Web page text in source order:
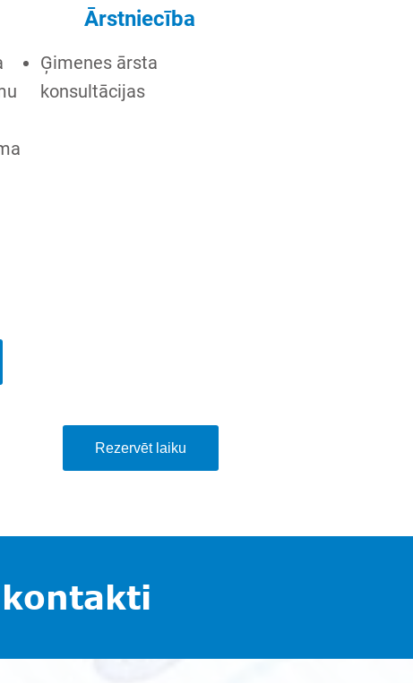
Ārstniecība
Ģimenes ārsta
konsultācijas
Rezervēt laiku
kontakti